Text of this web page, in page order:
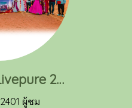
Dubai with Livepure 2023 (2)
2401 ผู้ชม